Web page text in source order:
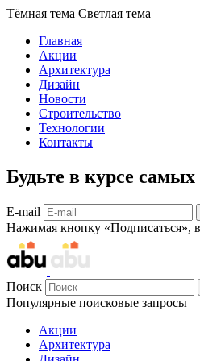
Тёмная тема Светлая тема
Главная
Акции
Архитектура
Дизайн
Новости
Строительство
Технологии
Контакты
Будьте в курсе
E-mail
Нажимая кнопку «Подписаться»,
Поиск
Популярные поисковые запросы
Акции
Архитектура